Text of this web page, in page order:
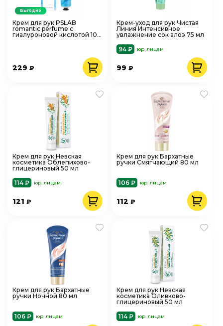
Крем для рук PSLAB
romantic perfume с
гиалуроновой кислотой 100
229 ₽
Выгодно
Крем-уход для рук Чистая
Линия Интенсивное
увлажнение сок алоэ 75 мл
94 ₽
юр. лицам
99₽
Крем для рук Невская
косметика Облепихово-
глицериновый 50 мл
114 ₽
юр. лицам
121 ₽
Крем для рук Бархатные
ручки Смягчающий 80 мл
106 ₽ юр. лицам
112₽
Крем для рук Бархатные
ручки Ночной 80 мл
106 ₽ юр. лицам
Крем для рук Невская
косметика Оливково-
глицериновый 50 мл
114 ₽
юр. лицам